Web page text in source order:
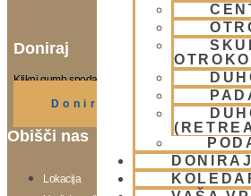
DONIRAJ
Doniraj
Klikni gumb spodaj.
Doniraj
Obišči nas
Lokacija